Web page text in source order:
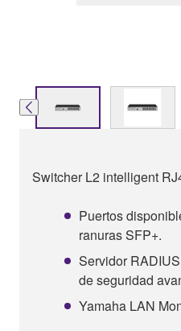
Switcher L2 intelligent
Puertos
ranuras SFP+.
Servidor
de seguridad
Yamaha LAN